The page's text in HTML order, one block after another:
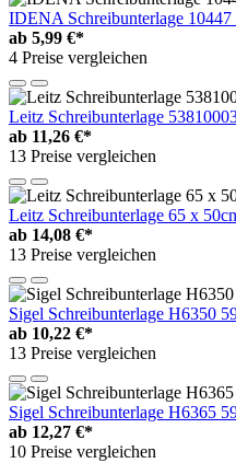
IDENA Schreibunterlage
ab 5,99 €*
4 Preise vergleichen
Leitz Schreibunterlage
ab 11,26 €*
13 Preise vergleichen
Leitz Schreibunterlage 65 x
ab 14,08 €*
13 Preise vergleichen
Sigel Schreibunterlage H6350
ab 10,22 €*
13 Preise vergleichen
Sigel Schreibunterlage H6365
ab 12,27 €*
10 Preise vergleichen